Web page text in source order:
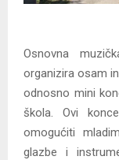
Osnovna
organizira osam
odnosno mini
škola. Ovi
omogućiti
glazbe i